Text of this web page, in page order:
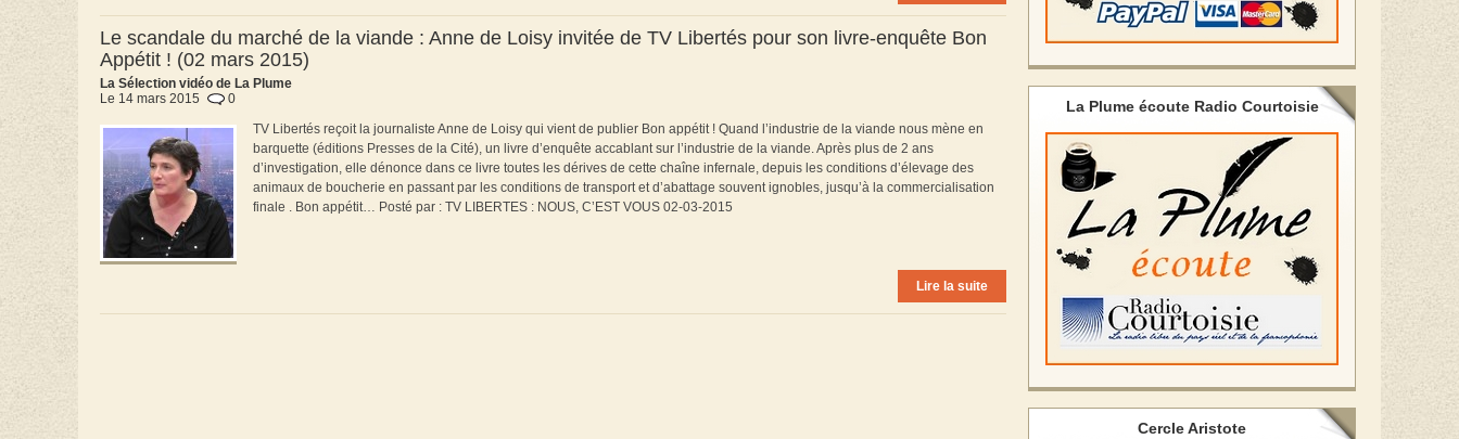
Le scandale du marché de la viande : Anne de Loisy invitée de TV Libertés pour son livre-enquête Bon
Appétit ! (02 mars 2015)
La Sélection vidéo de La Plume
Le 14 mars 2015
0
TV Libertés reçoit la journaliste Anne de Loisy qui vient de publier Bon appétit ! Quand l’industrie de la viande nous mène en
barquette (éditions Presses de la Cité), un livre d’enquête accablant sur l’industrie de la viande. Après plus de 2 ans
d’investigation, elle dénonce dans ce livre toutes les dérives de cette chaîne infernale, depuis les conditions d’élevage des
animaux de boucherie en passant par les conditions de transport et d’abattage souvent ignobles, jusqu’à la commercialisation
finale . Bon appétit… Posté par : TV LIBERTES : NOUS, C’EST VOUS 02-03-2015
Lire la suite
La Plume écoute Radio Courtoisie
Cercle Aristote